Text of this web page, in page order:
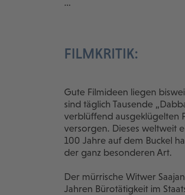
…
FILMKRITIK:
Gute Filmideen liegen
sind täglich Tausende
verblüffend ausgeklügelten
versorgen. Dieses weltweit
100 Jahre auf dem Buckel
der ganz besonderen Art.
Der mürrische Witwer
Jahren Bürotätigkeit im